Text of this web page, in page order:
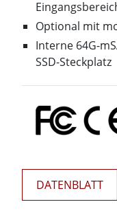
PCs für das
für das
Computer
KI-Computing
Optional mit
Interne 64G-
SSD-Steckplatz
DATENBLATT